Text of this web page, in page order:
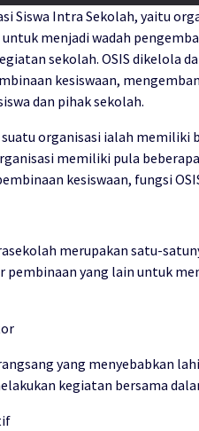
Siswa Intra Sekolah, yaitu
untuk menjadi wadah
sekolah. OSIS dikelola
kesiswaan,
dan pihak sekolah.
organisasi ialah memiliki
memiliki pula
kesiswaan, fungsi
merupakan satu-
pembinaan yang lain untuk
yang menyebabkan
kegiatan bersama